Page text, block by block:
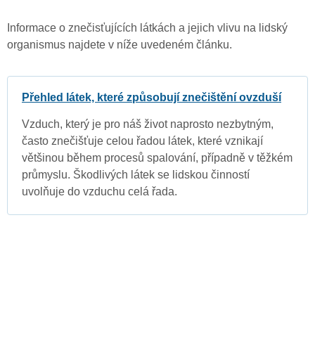
Informace o znečisťujících látkách a jejich vlivu na lidský
organismus najdete v níže uvedeném článku.
Přehled látek, které způsobují znečištění ovzduší
Vzduch, který je pro náš život naprosto nezbytným,
často znečišťuje celou řadou látek, které vznikají
většinou během procesů spalování, případně v těžkém
průmyslu. Škodlivých látek se lidskou činností
uvolňuje do vzduchu celá řada.